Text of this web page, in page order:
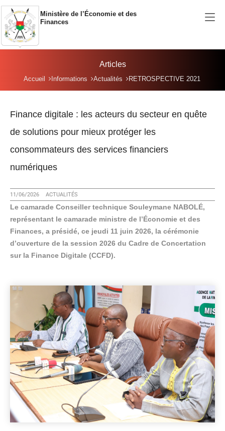
Aller au contenu principal
Ministère de l’Économie et des
Finances
Articles
Vous êtes ici:
Accueil Informations Actualités RETROSPECTIVE 2021
Finance digitale : les acteurs du secteur en quête
de solutions pour mieux protéger les
consommateurs des services financiers
numériques
11/06/2026 ACTUALITÉS
Le camarade Conseiller technique Souleymane NABOLÉ,
représentant le camarade ministre de l’Économie et des
Finances, a présidé, ce jeudi 11 juin 2026, la cérémonie
d’ouverture de la session 2026 du Cadre de Concertation
sur la Finance Digitale (CCFD).